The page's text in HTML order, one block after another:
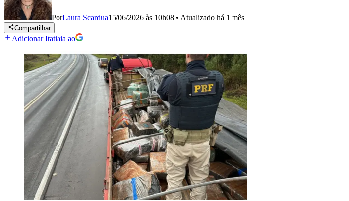
PorLaura Scardua15/06/2026 às 10h08 • Atualizado há 1 mês
Compartilhar
Adicionar Itatiaia ao